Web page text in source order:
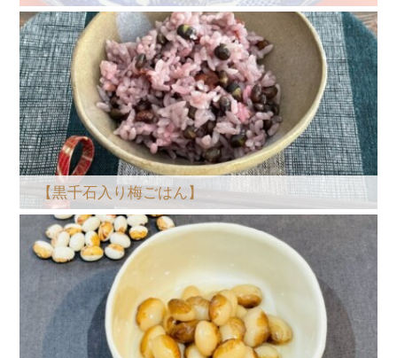
【黒千石入り梅ごはん】